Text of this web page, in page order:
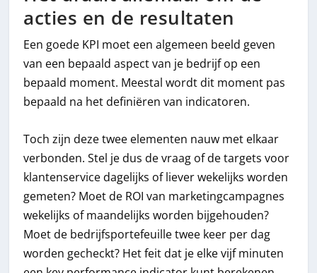
acties en de resultaten
Een goede KPI moet een algemeen beeld geven
van een bepaald aspect van je bedrijf op een
bepaald moment. Meestal wordt dit moment pas
bepaald na het definiëren van indicatoren.
Toch zijn deze twee elementen nauw met elkaar
verbonden. Stel je dus de vraag of de targets voor
klantenservice dagelijks of liever wekelijks worden
gemeten? Moet de ROI van marketingcampagnes
wekelijks of maandelijks worden bijgehouden?
Moet de bedrijfsportefeuille twee keer per dag
worden gecheckt? Het feit dat je elke vijf minuten